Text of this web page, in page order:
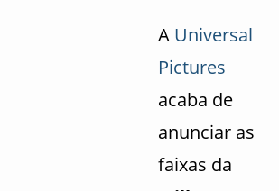
A Universal
Pictures
acaba de
anunciar as
faixas da